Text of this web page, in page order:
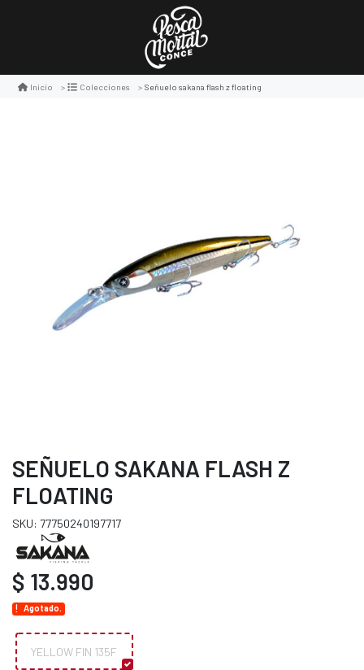
Inicio Colecciones Señuelo sakana flash z floating
SEÑUELO SAKANA FLASH Z
FLOATING
SKU: 77750240197717
$ 13.990
Agotado.
YELLOW FIN 135F